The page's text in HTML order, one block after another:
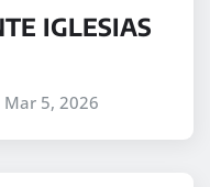
IGLESIAS
Mar 5, 2026